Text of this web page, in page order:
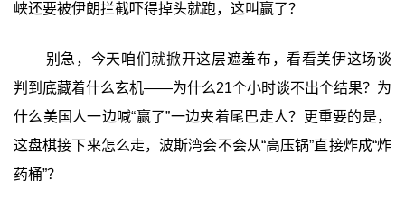
峡还要被伊朗拦截吓得掉头就跑，这叫赢了？
别急，今天咱们就掀开这层遮羞布，看看美伊这场谈
判到底藏着什么玄机——为什么21个小时谈不出个结果？为
什么美国人一边喊“赢了”一边夹着尾巴走人？更重要的是，
这盘棋接下来怎么走，波斯湾会不会从“高压锅”直接炸成“炸
药桶”？